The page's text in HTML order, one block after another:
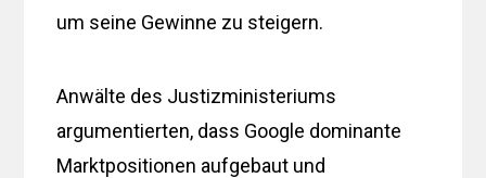
um seine Gewinne zu steigern.
Anwälte des Justizministeriums
argumentierten, dass Google dominante
Marktpositionen aufgebaut und